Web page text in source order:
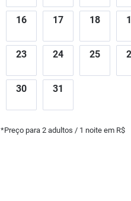
16 17 18
23 24 25
30 31
*Preço para2 adultos / 1 noite em R$